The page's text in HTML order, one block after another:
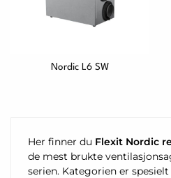
Nordic L6 SW
Her finner du Flexit Nordic
de mest brukte
serien. Kategorien er